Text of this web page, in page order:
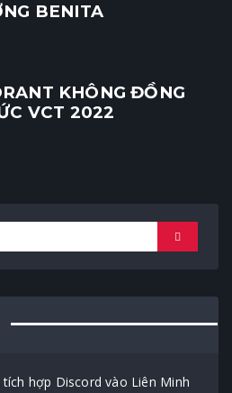
BENITA
KHÔNG ĐỒNG
VCT 2022
hợp Discord vào Liên Minh